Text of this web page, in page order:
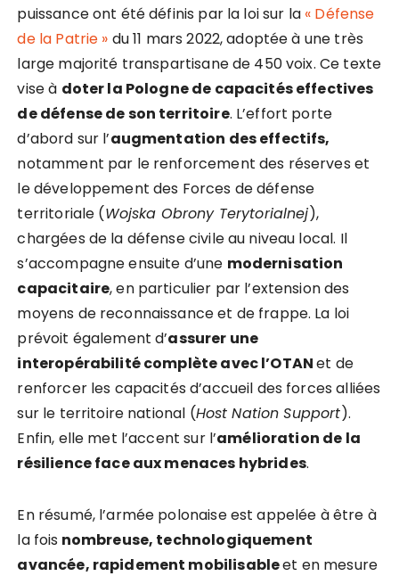
puissance ont été définis par la loi sur la « Défense
de la Patrie » du 11 mars 2022, adoptée à une très
large majorité transpartisane de 450 voix. Ce texte
vise à doter la Pologne de capacités effectives
de défense de son territoire. L’effort porte
d’abord sur l’augmentation des effectifs,
notamment par le renforcement des réserves et
le développement des Forces de défense
territoriale (Wojska Obrony Terytorialnej),
chargées de la défense civile au niveau local. Il
s’accompagne ensuite d’une modernisation
capacitaire, en particulier par l’extension des
moyens de reconnaissance et de frappe. La loi
prévoit également d’assurer une
interopérabilité complète avec l’OTANet de
renforcer les capacités d’accueil des forces alliées
sur le territoire national (Host Nation Support).
Enfin, elle met l’accent sur l’amélioration de la
résilience face aux menaces hybrides.
En résumé, l’armée polonaise est appelée à être à
la fois nombreuse, technologiquement
avancée, rapidement mobilisableet en mesure